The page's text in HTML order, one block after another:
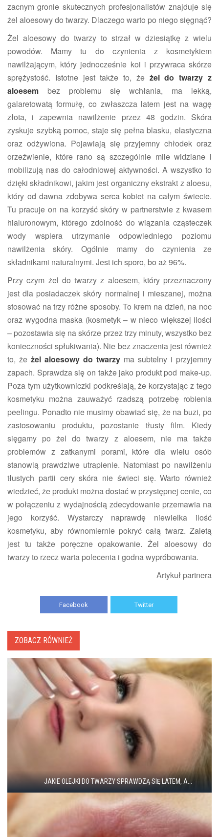
zacnym gronie skutecznych profesjonalistów znajduje się
żel aloesowy do twarzy. Dlaczego warto po niego sięgnąć?
Żel aloesowy do twarzy to strzał w dziesiątkę z wielu
powodów. Mamy tu do czynienia z kosmetykiem
nawilżającym, który jednocześnie koi i przywraca skórze
sprężystość. Istotne jest także to, że żel do twarzy z
aloesem bez problemu się wchłania, ma lekką,
galaretowatą formułę, co zwłaszcza latem jest na wagę
złota, i zapewnia nawilżenie przez 48 godzin. Skóra
zyskuje szybką pomoc, staje się pełna blasku, elastyczna
oraz odżywiona. Pojawiają się przyjemny chłodek oraz
orzeźwienie, które rano są szczególnie mile widziane i
mobilizują nas do całodniowej aktywności. A wszystko to
dzięki składnikowi, jakim jest organiczny ekstrakt z aloesu,
który od dawna zdobywa serca kobiet na całym świecie.
Tu pracuje on na korzyść skóry w partnerstwie z kwasem
hialuronowym, którego zdolność do wiązania cząsteczek
wody wspiera utrzymanie odpowiedniego poziomu
nawilżenia skóry. Ogólnie mamy do czynienia ze
składnikami naturalnymi. Jest ich sporo, bo aż 96%.
Przy czym żel do twarzy z aloesem, który przeznaczony
jest dla posiadaczek skóry normalnej i mieszanej, można
stosować na trzy różne sposoby. To krem na dzień, na noc
oraz wygodna maska (kosmetyk – w nieco większej ilości
– pozostawia się na skórze przez trzy minuty, wszystko bez
konieczności spłukiwania). Nie bez znaczenia jest również
to, że żel aloesowy do twarzy ma subtelny i przyjemny
zapach. Sprawdza się on także jako produkt pod make-up.
Poza tym użytkowniczki podkreślają, że korzystając z tego
kosmetyku można zauważyć rzadszą potrzebę robienia
peelingu. Ponadto nie musimy obawiać się, że na buzi, po
zastosowaniu produktu, pozostanie tłusty film. Kiedy
sięgamy po żel do twarzy z aloesem, nie ma także
problemów z zatkanymi porami, które dla wielu osób
stanowią prawdziwe utrapienie. Natomiast po nawilżeniu
tłustych partii cery skóra nie świeci się. Warto również
wiedzieć, że produkt można dostać w przystępnej cenie, co
w połączeniu z wydajnością zdecydowanie przemawia na
jego korzyść. Wystarczy naprawdę niewielka ilość
kosmetyku, aby równomiernie pokryć całą twarz. Zaletą
jest tu także poręczne opakowanie. Żel aloesowy do
twarzy to rzecz warta polecenia i godna wypróbowania.
Artykuł partnera
Facebook Twitter
ZOBACZ RÓWNIEŻ
JAKIE OLEJKI DO TWARZY SPRAWDZĄ SIĘ LATEM, A...